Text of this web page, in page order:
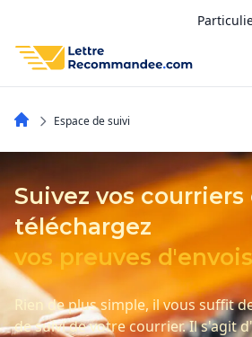
Espace de suivi
Suivez vos courriers
téléchargez
vos preuves d'envois
Rien de plus simple, il vous suffit
de suivi de votre courrier. Il s'agit